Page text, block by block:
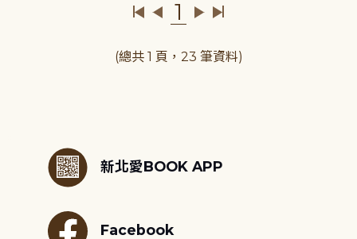
1
(總共 1 頁，23 筆資料)
新北愛BOOK APP
Facebook